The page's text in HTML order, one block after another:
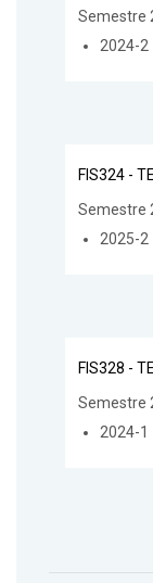
Semestre
2024-2
FIS324 -
Semestre
2025-2
FIS328 -
Semestre
2024-1